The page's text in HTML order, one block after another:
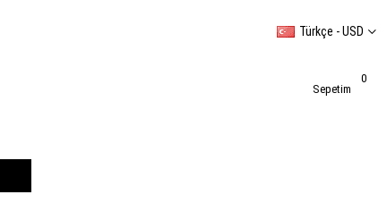
Türkçe - USD
Sepetim
0